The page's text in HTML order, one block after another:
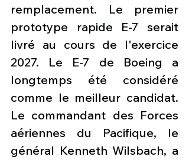
remplacement. Le premier
prototype rapide E-7 serait
livré au cours de l'exercice
2027. Le E-7 de Boeing a
longtemps été considéré
comme le meilleur candidat.
Le commandant des Forces
aériennes du Pacifique, le
général Kenneth Wilsbach, a